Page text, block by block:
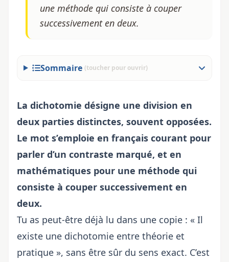
une méthode qui consiste à couper
successivement en deux.
Sommaire (toucher pour ouvrir)
La dichotomie désigne une division en
deux parties distinctes, souvent opposées.
Le mot s’emploie en français courant pour
parler d’un contraste marqué, et en
mathématiques pour une méthode qui
consiste à couper successivement en
deux.
Tu as peut-être déjà lu dans une copie : « Il
existe une dichotomie entre théorie et
pratique », sans être sûr du sens exact. C’est